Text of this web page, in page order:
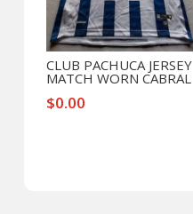
CLUB PACHUCA JERSEY
MATCH WORN CABRAL
$0.00